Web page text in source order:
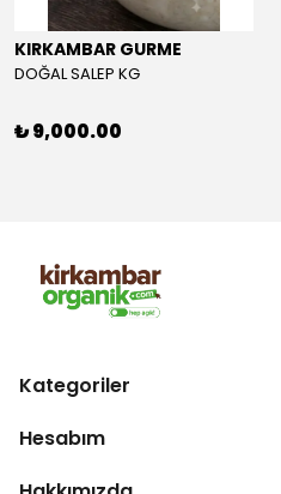
KIRKAMBAR GURME
DOĞAL SALEP KG
₺ 9,000.00
Kategoriler
Hesabım